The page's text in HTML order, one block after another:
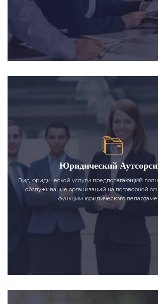
Юридический
Вид юридической услуги предполагающий
обслуживание организаций на договорной
функции юридического